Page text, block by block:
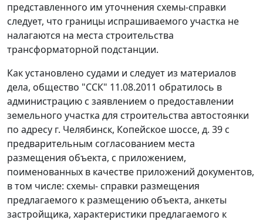
представленного им уточнения схемы-справки
следует, что границы испрашиваемого участка не
налагаются на места строительства
трансформаторной подстанции.
Как установлено судами и следует из материалов
дела, общество "ССК" 11.08.2011 обратилось в
администрацию с заявлением о предоставлении
земельного участка для строительства автостоянки
по адресу г. Челябинск, Копейское шоссе, д. 39 с
предварительным согласованием места
размещения объекта, с приложением,
поименованных в качестве приложений документов,
в том числе: схемы- справки размещения
предлагаемого к размещению объекта, анкеты
застройщика, характеристики предлагаемого к